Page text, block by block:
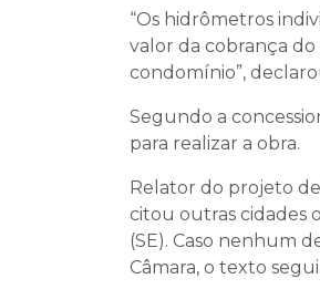
“Os hidrômetros
valor da cobrança
condomínio”,
Segundo a
para realizar a obra.
Relator do projeto
citou outras cidades
(SE). Caso nenhum
Câmara, o texto